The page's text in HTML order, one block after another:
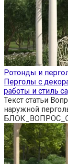
Ротонды и
Перголы с
работы и стиль
Текст статьи
наружной